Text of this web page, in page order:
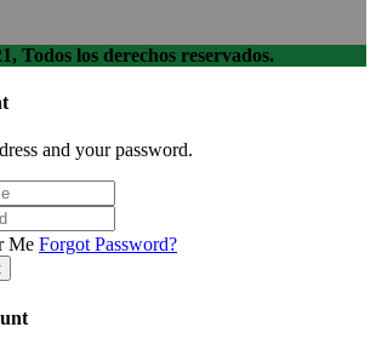
Todos los derechos reservados.
and your password.
Me Forgot Password?